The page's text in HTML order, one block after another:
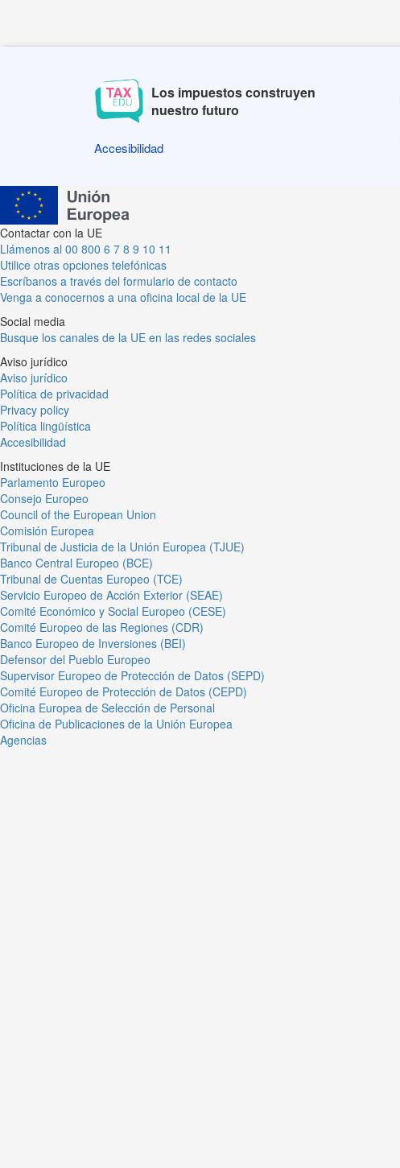
Los impuestos construyen
nuestro futuro
Accesibilidad
Accesibilidad
Contactar con la UE
Llámenos al 00 800 6 7 8 9 10 11
Utilice otras opciones telefónicas
Escríbanos a través del formulario de contacto
Venga a conocernos a una oficina local de la UE
Social media
Busque los canales de la UE en las redes sociales
Aviso jurídico
Aviso jurídico
Política de privacidad
Privacy policy
Política lingüística
Accesibilidad
Instituciones de la UE
Parlamento Europeo
Consejo Europeo
Council of the European Union
Comisión Europea
Tribunal de Justicia de la Unión Europea (TJUE)
Banco Central Europeo (BCE)
Tribunal de Cuentas Europeo (TCE)
Servicio Europeo de Acción Exterior (SEAE)
Comité Económico y Social Europeo (CESE)
Comité Europeo de las Regiones (CDR)
Banco Europeo de Inversiones (BEI)
Defensor del Pueblo Europeo
Supervisor Europeo de Protección de Datos (SEPD)
Comité Europeo de Protección de Datos (CEPD)
Oficina Europea de Selección de Personal
Oficina de Publicaciones de la Unión Europea
Agencias